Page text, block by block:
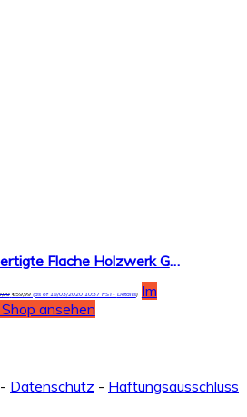
Handgefertigte Flache Holzwerk Germany® Designer Unisex Herren-Uhr Damen-Uhr Öko Natur Holz-Uhr Armband-Uhr Analog Klassisch Quarz-Uhr Braun Schwarz Leder-Armband und Holz Ziffernblatt
€59,99(as of 18/03/2020 10:37 PST- Details)
Im
ansehen
Datenschutz - Haftungsausschluss